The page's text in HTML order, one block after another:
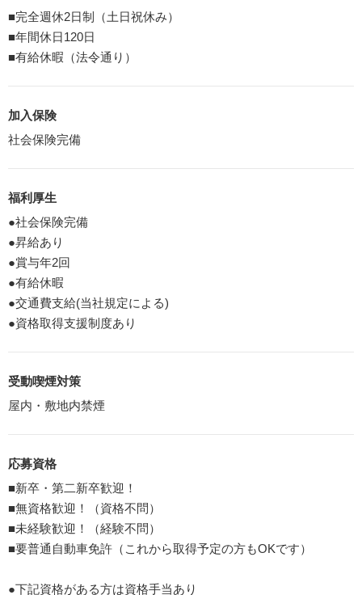
■完全週休2日制（土日祝休み）
■年間休日120日
■有給休暇（法令通り）
加入保険
社会保険完備
福利厚生
●社会保険完備
●昇給あり
●賞与年2回
●有給休暇
●交通費支給(当社規定による)
●資格取得支援制度あり
受動喫煙対策
屋内・敷地内禁煙
応募資格
■新卒・第二新卒歓迎！
■無資格歓迎！（資格不問）
■未経験歓迎！（経験不問）
■要普通自動車免許（これから取得予定の方もOKです）
●下記資格がある方は資格手当あり